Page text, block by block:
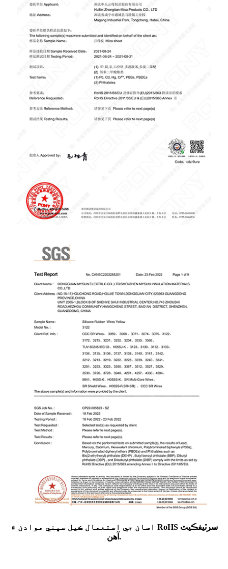
اسان جي استعمال ڪيل سڀني موادن ۾ RoHS سرٽيفڪيٽ
آهن.